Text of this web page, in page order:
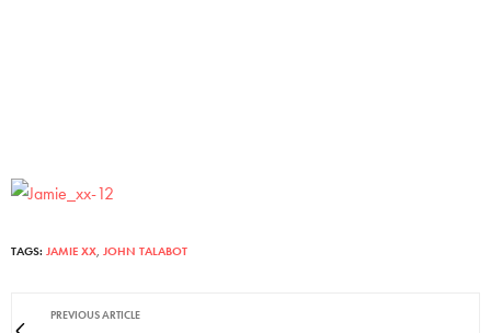
TAGS: JAMIE XX JOHN TALABOT
PREVIOUS ARTICLE